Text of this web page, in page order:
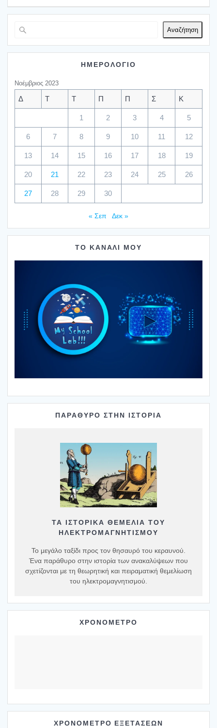
Αναζήτηση
ΗΜΕΡΟΛΟΓΙΟ
Νοέμβριος 2023
Δ Τ Τ Π Π Σ Κ
1 2 3 4 5
6 7 8 9 10 11 12
13 14 15 16 17 18 19
20 21 22 23 24 25 26
27 28 29 30
« Σεπ Δεκ »
ΤΟ ΚΑΝΑΛΙ ΜΟΥ
ΠΑΡΑΘΥΡΟ ΣΤΗΝ ΙΣΤΟΡΙΑ
ΤΑ ΙΣΤΟΡΙΚΆ ΘΕΜΈΛΙΑ ΤΟΥ
ΗΛΕΚΤΡΟΜΑΓΝΗΤΙΣΜΟΎ
Το μεγάλο ταξίδι προς τον θησαυρό του κεραυνού.
Ένα παράθυρο στην ιστορία των ανακαλύψεων που
σχετίζονται με τη θεωρητική και πειραματική θεμελίωση
του ηλεκτρομαγνητισμού.
ΧΡΟΝΟΜΕΤΡΟ
ΧΡΟΝΟΜΕΤΡΟ ΕΞΕΤΑΣΕΩΝ